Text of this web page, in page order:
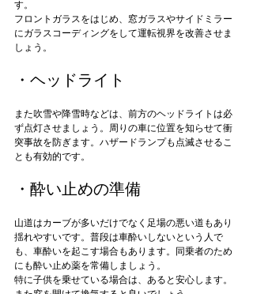
す。
フロントガラスをはじめ、窓ガラスやサイドミラー
にガラスコーディングをして運転視界を改善させま
・ヘッドライト
また吹雪や降雪時などは、前方のヘッドライトは必
ず点灯させましょう。周りの車に位置を知らせて衝
突事故を防ぎます。ハザードランプも点滅させるこ
・酔い止めの準備
山道はカーブが多いだけでなく足場の悪い道もあり
揺れやすいです。普段は車酔いしないという人で
も、車酔いを起こす場合もあります。同乗者のため
にも酔い止め薬を常備しましょう。
特に子供を乗せている場合は、あると安心します。